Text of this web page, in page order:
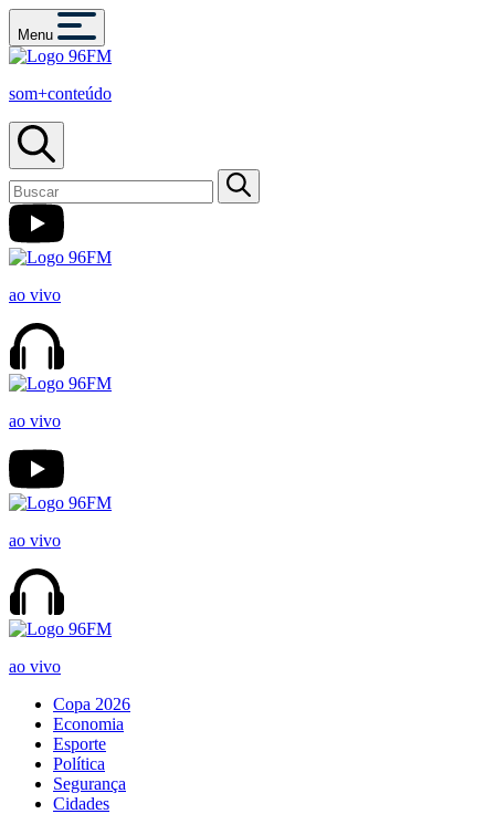
Menu
som+conteúdo
ao vivo
ao vivo
ao vivo
ao vivo
Copa 2026
Economia
Esporte
Política
Segurança
Cidades